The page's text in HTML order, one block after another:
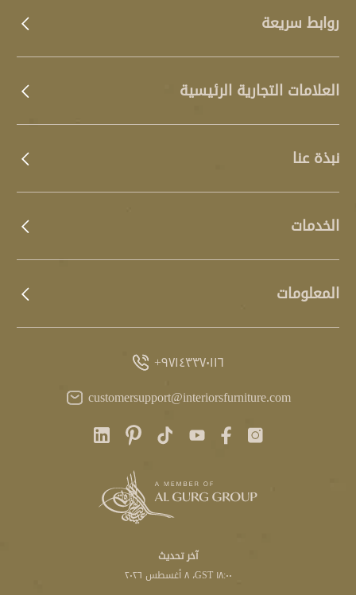
روابط سريعة
العلامات التجارية الرئيسية
نبذة عنا
الخدمات
المعلومات
٩٧١٤٣٣٧٠١١٦+
customersupport@interiorsfurniture.com
آخر تحديث
١٨:٠٠ GST، ٨ أغسطس ٢٠٢٦